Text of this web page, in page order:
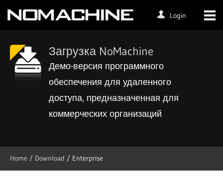
Login
Загрузка NoMachine
Демо-версия программного
обеспечения для удаленного
доступа, предназначенная для
коммерческих организаций
Home / Download / Enterprise